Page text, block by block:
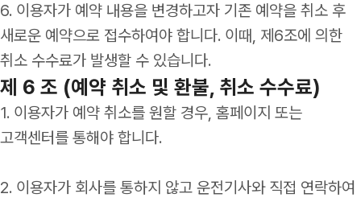
6. 이용자가 예약 내용을 변경하고자 기존 예약을 취소 후
새로운 예약으로 접수하여야 합니다. 이때, 제6조에 의한
취소 수수료가 발생할 수 있습니다.
제 6 조 (예약 취소 및 환불, 취소 수수료)
1. 이용자가 예약 취소를 원할 경우, 홈페이지 또는
고객센터를 통해야 합니다.
2. 이용자가 회사를 통하지 않고 운전기사와 직접 연락하여